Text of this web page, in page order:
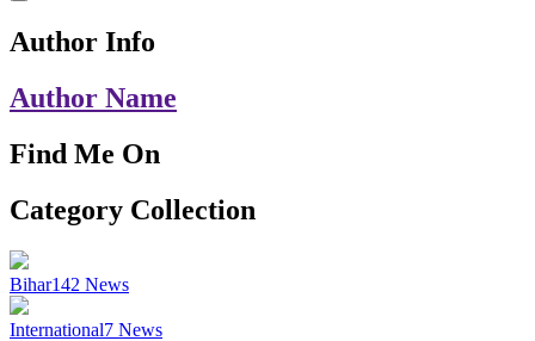
Author Info
Author Name
Find Me On
Category Collection
Bihar142 News
International7 News